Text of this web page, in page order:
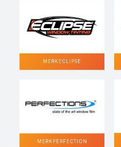
MERK ECLIPSE
MERK PERFECTION